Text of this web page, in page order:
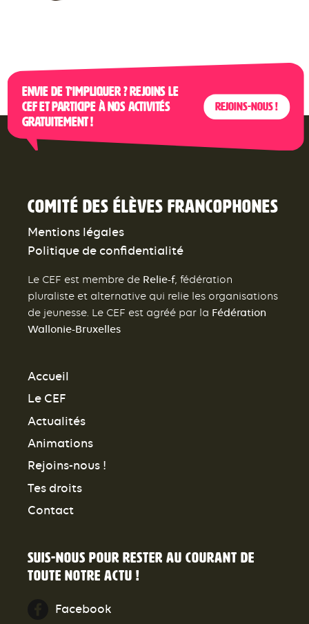
Envie de t’impliquer ? Rejoins le
CEF et participe à nos activités
gratuitement !
Rejoins-nous !
Comité des élèves francophones
Mentions légales
Politique de confidentialité
Le CEF est membre de Relie-f, fédération
pluraliste et alternative qui relie les organisations
de jeunesse. Le CEF est agréé par la Fédération
Wallonie-Bruxelles
Accueil
Le CEF
Actualités
Animations
Rejoins-nous !
Tes droits
Contact
Suis-nous pour rester au courant de
toute notre actu !
Facebook